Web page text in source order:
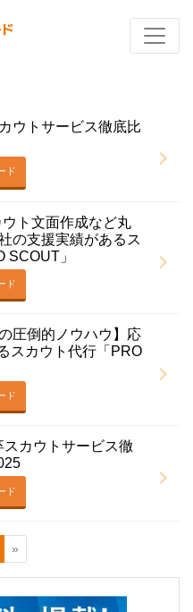
ウトサービス徹底比
ド
ト文面作成など丸
の支援実績があるス
SCOUT」
ド
圧倒的ノウハウ】応
スカウト代行「PRO
ド
カウトサービス徹
ド
»